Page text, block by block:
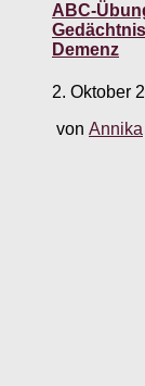
ABC-
Demenz
2. Oktober
von Annika